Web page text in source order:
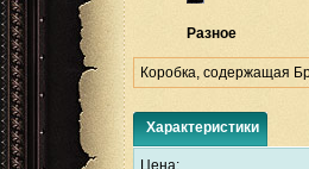
Разное
Коробка, содержащая
Характеристики
Цена: